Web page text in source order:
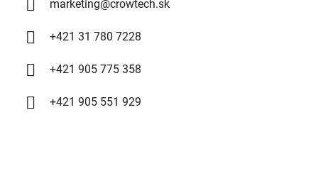
k
marketing@crowtech.sk
+421 31 780 7228
+421 905 775 358
+421 905 551 929